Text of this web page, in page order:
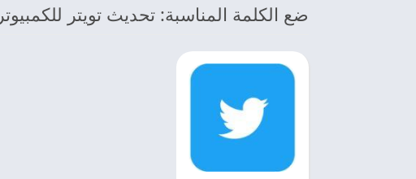
ضع الكلمة المناسبة: تحديث تويتر للكمبيوتر 2024